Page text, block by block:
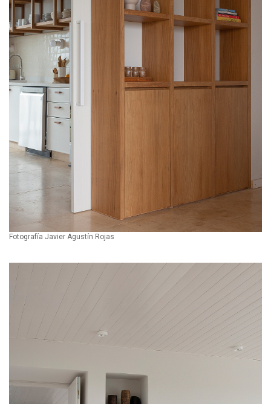
Fotografía Javier Agustín Rojas